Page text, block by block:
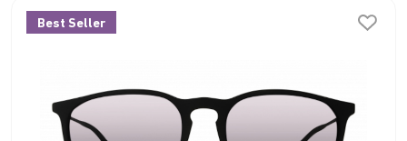
Best Seller